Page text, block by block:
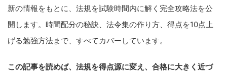
新の情報をもとに、法規を試験時間内に解く完全攻略法を公
開します。時間配分の秘訣、法令集の作り方、得点を10点上
げる勉強方法まで、すべてカバーしています。
この記事を読めば、法規を得点源に変え、合格に大きく近づ